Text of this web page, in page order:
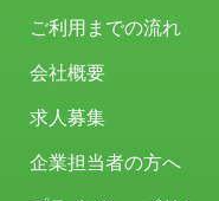
ご利用までの流れ
会社概要
求人募集
企業担当者の方へ